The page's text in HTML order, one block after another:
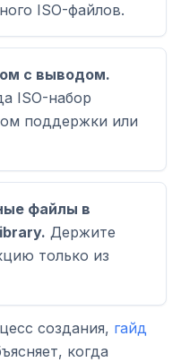
ISO-файлов.
с выводом.
ISO-набор
поддержки или
файлы в
Держите
только из
создания, гайд
когда